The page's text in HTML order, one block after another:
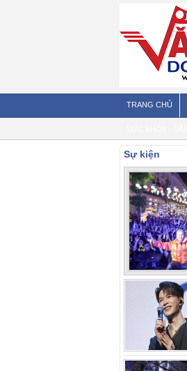
TRANG CHỦ
Sự kiện